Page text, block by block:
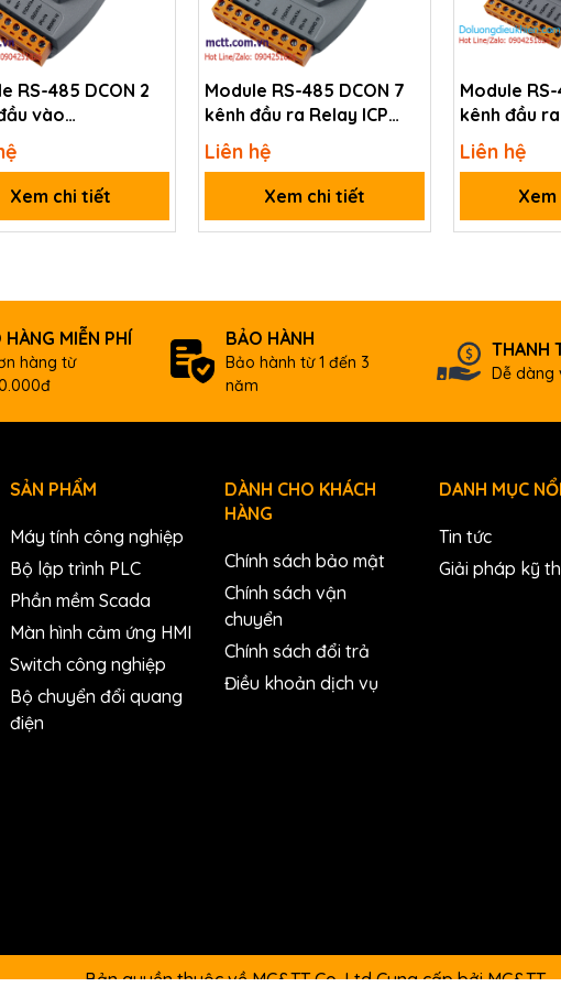
NPN, 10~30 VDC) Module with LED Display using DCON Protocol (Blue
RS-485 DCON 2
vào
Frequency ICP
G CR
Xem chi tiết
Module RS-485 DCON 7
kênh đầu ra Relay ICP
DAS I-7067D-G CR
Liên hệ
Xem chi tiết
Module
kênh đầu
kênh đầu
DAS I-
Liên hệ
HÀNG MIỄN PHÍ
hàng từ
BẢO HÀNH
Bảo hành từ 1 đến 3
năm
THANH
Dễ dàng
SẢN PHẨM
Máy tính công nghiệp
Bộ lập trình PLC
Phần mềm Scada
Màn hình cảm ứng HMI
Switch công nghiệp
Bộ chuyển đổi quang
điện
DÀNH CHO KHÁCH
HÀNG
Chính sách bảo mật
Chính sách vận
chuyển
Chính sách đổi trả
Điều khoản dịch vụ
DANH MỤC
Tin tức
Giải pháp kỹ
Bản quyền thuộc về MC&TT Co.,Ltd Cung cấp bởiMC&TT